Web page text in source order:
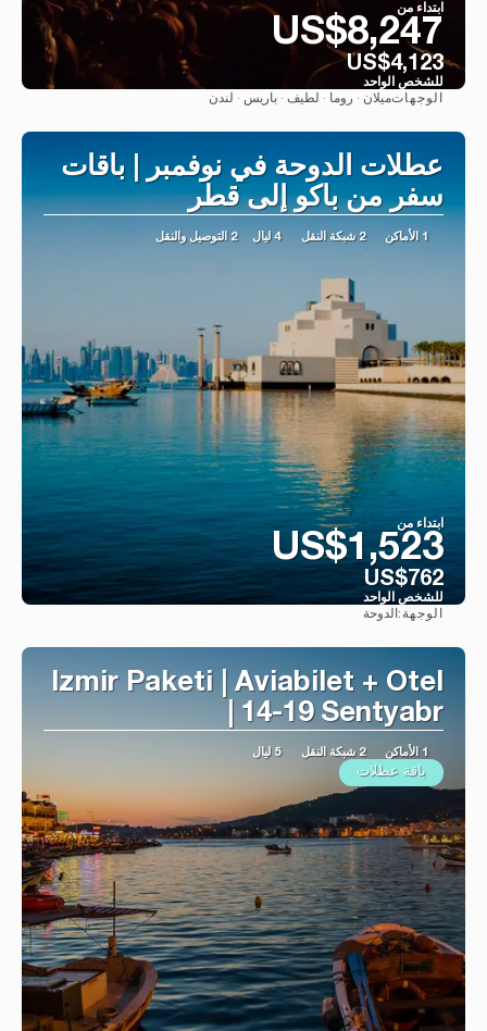
ابتداء من
US$8,247
US$4,123
للشخص الواحد
شاهد
الوجهاتميلان · روما · لطيف · باريس · لندن
عطلات الدوحة في نوفمبر | باقات
سفر من باكو إلى قطر
1 الأماكن 2 شبكة النقل 4 ليال 2 التوصيل والنقل
ابتداء من
US$1,523
US$762
للشخص الواحد
الوجهة: الدوحة
Izmir Paketi | Aviabilet + Otel
| 14-19 Sentyabr
1 الأماكن 2 شبكة النقل 5 ليال
باقة عطلات